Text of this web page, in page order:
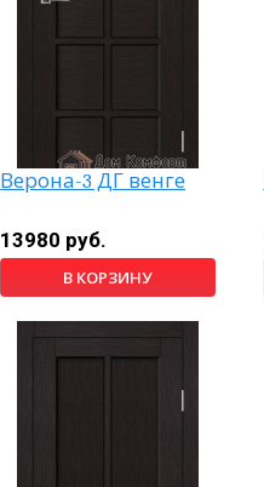
Верона-3 ДГ венге
13980 руб.
В КОРЗИНУ